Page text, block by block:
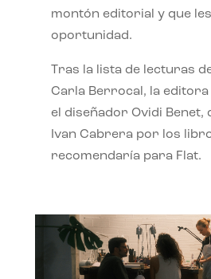
montón editorial y que
oportunidad.
Tras la lista de lecturas
Carla Berrocal, la editora
el diseñador Ovidi Benet,
Ivan Cabrera por los
recomendaría para Flat.